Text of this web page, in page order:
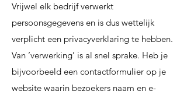
Vrijwel elk bedrijf verwerkt
persoonsgegevens en is dus wettelijk
verplicht een privacyverklaring te hebben.
Van ‘verwerking’ is al snel sprake. Heb je
bijvoorbeeld een contactformulier op je
website waarin bezoekers naam en e-